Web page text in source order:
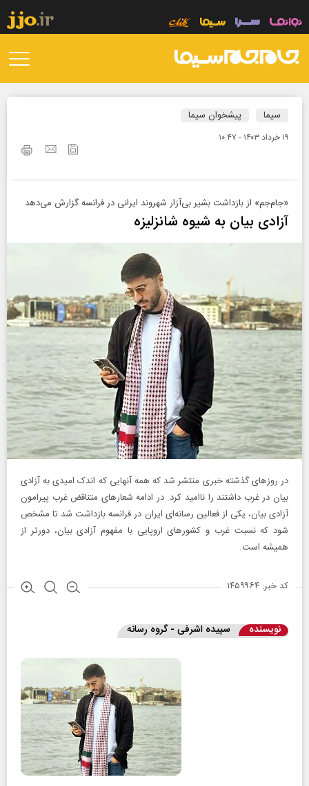
سیما پیشخوان سیما
۱۹ خرداد ۱۴۰۳ - ۱۰:۴۷
«جام‌جم» از بازداشت بشیر بی‌آزار شهروند ایرانی در فرانسه گزارش می‌دهد
آزادی بیان به شیوه شانزلیزه
در روزهای گذشته خبری منتشر شد که همه آنهایی که اندک امیدی به آزادی
بیان در غرب داشتند را ناامید کرد. در ادامه شعارهای متناقض غرب پیرامون
آزادی بیان، یکی از فعالین رسانه‌ای ایران در فرانسه بازداشت شد تا مشخص
شود که نسبت غرب و کشورهای اروپایی با مفهوم آزادی بیان، دورتر از
همیشه است.
کد خبر: ۱۴۵۹۹۶۴
نویسنده سپیده اشرفی - گروه رسانه